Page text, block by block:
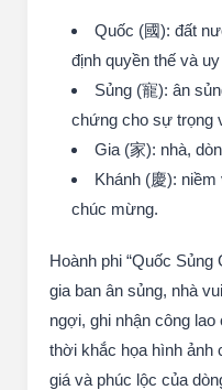
Quốc (國): đất
định quyền thế và
Sủng (寵): ân
chứng cho sự trọng
Gia (家): nhà,
Khánh (慶): niềm
chúc mừng.
Hoành phi “Quốc Sủng
gia ban ân sủng, nhà
ngợi, ghi nhận công
thời khắc họa hình ảnh
giá và phúc lộc của